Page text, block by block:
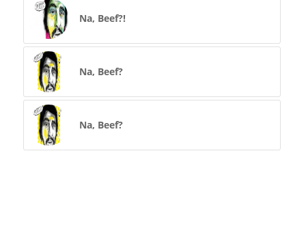
Na, Beef?!
Na, Beef?
Na, Beef?